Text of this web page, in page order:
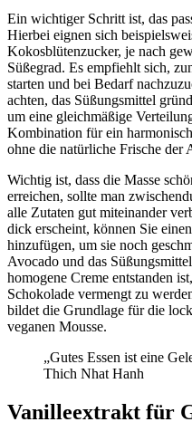
Ein wichtiger Schritt ist, das
Hierbei eignen sich
Kokosblütenzucker, je nach
Süßegrad. Es empfiehlt sich,
starten und bei Bedarf
achten, das Süßungsmittel
um eine gleichmäßige
Kombination für ein
ohne die natürliche Frische der
Wichtig ist, dass die Masse
erreichen, sollte man
alle Zutaten gut miteinander
dick erscheint, können Sie
hinzufügen, um sie noch
Avocado und das
homogene Creme entstanden
Schokolade vermengt zu
bildet die Grundlage für die
veganen Mousse.
„Gutes Essen ist eine
Thich Nhat Hanh
Vanilleextrakt für